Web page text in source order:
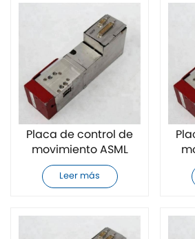
Placa de control de
movimiento ASML
4022.651.45763 nueva
a estrenar
Leer más